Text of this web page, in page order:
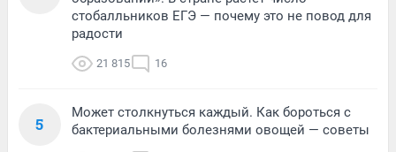
стобалльников ЕГЭ — почему это не повод для
радости
21 815 16
5
Может столкнуться каждый. Как бороться с
бактериальными болезнями овощей — советы